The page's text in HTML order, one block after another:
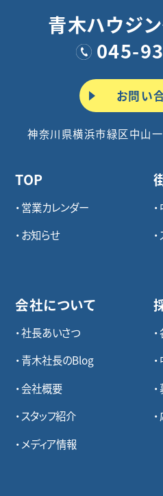
青木ハウジ
045-
お問い
神奈川県横浜市緑区中山
TOP
営業カレンダー
お知らせ
会社について
社長あいさつ
青木社長のBlog
会社概要
スタッフ紹介
メディア情報